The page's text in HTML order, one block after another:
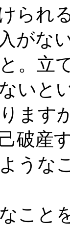
られ
がな
。立
いと
ます
破産
うな
こと